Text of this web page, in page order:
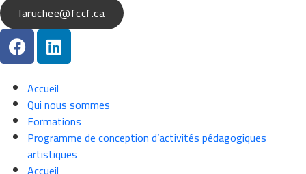
laruchee@fccf.ca
Accueil
Qui nous sommes
Formations
Programme de conception d’activités pédagogiques
artistiques